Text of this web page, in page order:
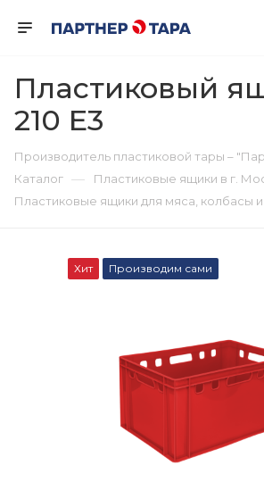
Пластиковый
210 Е3
Производитель пластиковой тары –
Каталог — Пластиковые ящики в г.
Пластиковые ящики для мяса, колбасы
Хит Производим сами